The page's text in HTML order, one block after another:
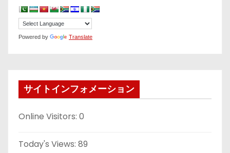
Powered by Translate
サイトインフォメーション
Online Visitors: 0
Today's Views: 89